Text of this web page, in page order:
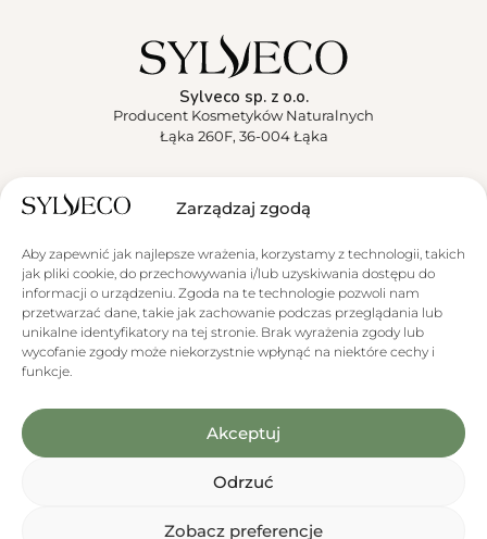
Zarządzaj zgodą
Aby zapewnić jak najlepsze wrażenia, korzystamy z technologii, takich
jak pliki cookie, do przechowywania i/lub uzyskiwania dostępu do
informacji o urządzeniu. Zgoda na te technologie pozwoli nam
przetwarzać dane, takie jak zachowanie podczas przeglądania lub
unikalne identyfikatory na tej stronie. Brak wyrażenia zgody lub
wycofanie zgody może niekorzystnie wpłynąć na niektóre cechy i
funkcje.
Akceptuj
Odrzuć
Zobacz preferencje
Sylveco sp. z o.o.
Producent Kosmetyków Naturalnych
Łąka 260F, 36-004 Łąka
Sylveco
Obsługa klienta
Informacja o wykorzystaniu AI
Niektóre materiały graficzne prezentowane na stronie zawierają
elementy wygenerowane lub zmodyfikowane przy użyciu narzędzi